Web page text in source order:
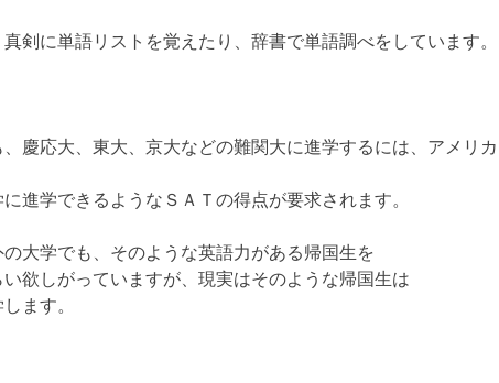
剣に単語リストを覚えたり、辞書で単語調べをしています。
、慶応大、東大、京大などの難関大に進学するには、アメリカ
に進学できるようなＳＡＴの得点が要求されます。
の大学でも、そのような英語力がある帰国生を
欲しがっていますが、現実はそのような帰国生は
ます。